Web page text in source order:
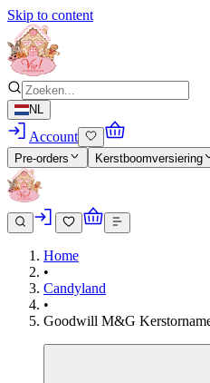
Skip to content
NL
Account
Pre-orders Kerstboomversiering
Home
•
Candyland
•
Goodwill M&G